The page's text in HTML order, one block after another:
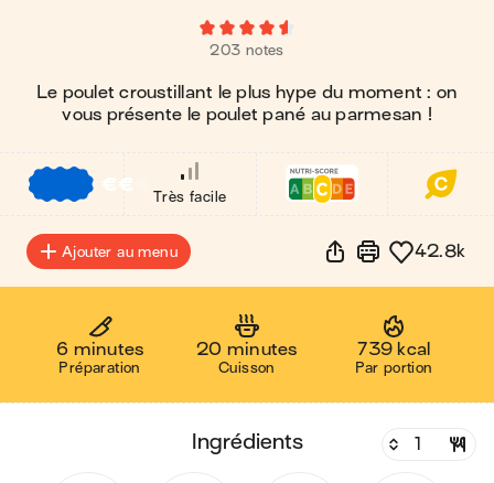
203 notes
Le poulet croustillant le plus hype du moment : on
vous présente le poulet pané au parmesan !
€€
Très facile
Ajouter au menu 42.8k
6 minutes
Préparation
20 minutes
Cuisson
739 kcal
Par portion
ingrédients